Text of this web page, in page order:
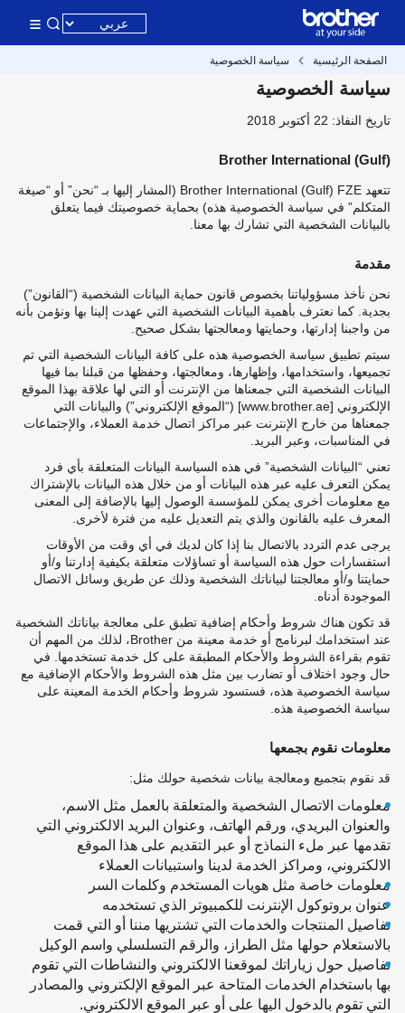
الصفحة الرئيسية سياسة الخصوصية
سياسة الخصوصية
تاريخ النفاذ: 22 أكتوبر 2018
Brother International (Gulf)
تتعهد Brother International (Gulf) FZE (المشار إليها بـ “نحن” أو “صيغة
المتكلم” في سياسة الخصوصية هذه) بحماية خصوصيتك فيما يتعلق
بالبيانات الشخصية التي تشارك بها معنا.
مقدمة
نحن نأخذ مسؤولياتنا بخصوص قانون حماية البيانات الشخصية (“القانون”)
بجدية. كما نعترف بأهمية البيانات الشخصية التي عهدت إلينا بها ونؤمن بأنه
من واجبنا إدارتها، وحمايتها ومعالجتها بشكل صحيح.
سيتم تطبيق سياسة الخصوصية هذه على كافة البيانات الشخصية التي تم
تجميعها، واستخدامها، وإظهارها، ومعالجتها، وحفظها من قبلنا بما فيها
البيانات الشخصية التي جمعناها من الإنترنت أو التي لها علاقة بهذا الموقع
الإلكتروني [www.brother.ae] (“الموقع الإلكتروني”) والبيانات التي
جمعناها من خارج الإنترنت عبر مراكز اتصال خدمة العملاء، والإجتماعات
في المناسبات، وعبر البريد.
تعني “البيانات الشخصية” في هذه السياسة البيانات المتعلقة بأي فرد
يمكن التعرف عليه عبر هذه البيانات أو من خلال هذه البيانات بالإشتراك
مع معلومات أخرى يمكن للمؤسسة الوصول إليها بالإضافة إلى المعنى
المعرف عليه بالقانون والذي يتم التعديل عليه من فترة لأخرى.
يرجى عدم التردد بالاتصال بنا إذا كان لديك في أي وقت من الأوقات
استفسارات حول هذه السياسة أو تساؤلات متعلقة بكيفية إدارتنا و/أو
حمايتنا و/أو معالجتنا لبياناتك الشخصية وذلك عن طريق وسائل الاتصال
الموجودة أدناه.
قد تكون هناك شروط وأحكام إضافية تطبق على معالجة بياناتك الشخصية
عند استخدامك لبرنامج أو خدمة معينة من Brother، لذلك من المهم أن
تقوم بقراءة الشروط والأحكام المطبقة على كل خدمة تستخدمها. في
حال وجود اختلاف أو تضارب بين مثل هذه الشروط والأحكام الإضافية مع
سياسة الخصوصية هذه، فستسود شروط وأحكام الخدمة المعينة على
سياسة الخصوصية هذه.
معلومات نقوم بجمعها
قد نقوم بتجميع ومعالجة بيانات شخصية حولك مثل:
معلومات الاتصال الشخصية والمتعلقة بالعمل مثل الاسم،
والعنوان البريدي، ورقم الهاتف، وعنوان البريد الالكتروني التي
تقدمها عبر ملء النماذج أو عبر التقديم على هذا الموقع
الالكتروني، ومراكز الخدمة لدينا واستبيانات العملاء
معلومات خاصة مثل هويات المستخدم وكلمات السر
عنوان بروتوكول الإنترنت للكمبيوتر الذي تستخدمه
تفاصيل المنتجات والخدمات التي تشتريها مننا أو التي قمت
بالاستعلام حولها مثل الطراز، والرقم التسلسلي واسم الوكيل
تفاصيل حول زياراتك لموقعنا الالكتروني والنشاطات التي تقوم
بها باستخدام الخدمات المتاحة عبر الموقع الإلكتروني والمصادر
التي تقوم بالدخول اليها على أو عبر الموقع الالكتروني.